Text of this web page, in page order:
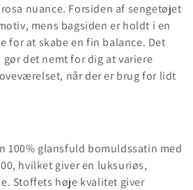
nuance. Forsiden af sengetøjet
mens bagsiden er holdt i en
for at skabe en fin balance. Det
det nemt for dig at variere
når der er brug for lidt
100% glansfuld bomuldssatin med
hvilket giver en luksuriøs,
Stoffets høje kvalitet giver